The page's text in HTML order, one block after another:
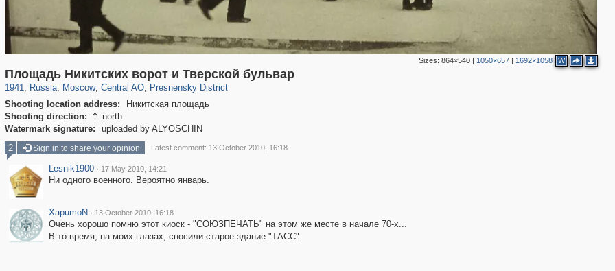
Sizes: 864×540| 1050×657| 1692×1058 W
Площадь Никитских ворот и Тверской бульвар
1941, Russia
1,407,363 29,248
, Moscow
319,882 8,286
, Central AO
160,021 5,916
, Presnensky District
13,345 396
Shooting location address:
Никитская площадь
Shooting direction:  north
Watermark signature:
uploaded by ALYOSCHIN
6
2 Sign in to share your opinion Latest comment: 13 October 2010, 16:18
Lesnik1900 · 17 May 2010, 14:21
Ни одного военного. Вероятно январь.
XapumoN · 13 October 2010, 16:18
Очень хорошо помню этот киоск - "СОЮЗПЕЧАТЬ" на этом же месте в начале 70-х...
В то время, на моих глазах, сносили старое здание "ТАСС".